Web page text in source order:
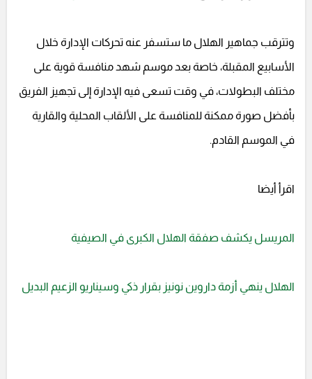
وتترقب جماهير الهلال ما ستسفر عنه تحركات الإدارة خلال
الأسابيع المقبلة، خاصة بعد موسم شهد منافسة قوية على
مختلف البطولات، في وقت تسعى فيه الإدارة إلى تجهيز الفريق
بأفضل صورة ممكنة للمنافسة على الألقاب المحلية والقارية
في الموسم القادم.
اقرأ أيضا
المريسل يكشف صفقة الهلال الكبرى في الصيفية
الهلال ينهي أزمة داروين نونيز بقرار ذكي وسيناريو الزعيم البديل